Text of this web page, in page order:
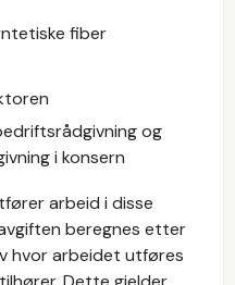
fiber
og
i konsern
arbeid i disse
beregnes etter
hvor arbeidet utføres